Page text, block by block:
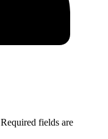
Required fields are